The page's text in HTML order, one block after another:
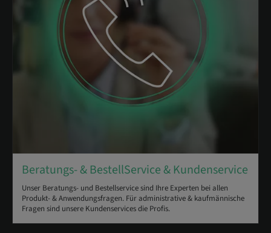
Beratungs- & BestellService & Kundenservice
Unser Beratungs- und Bestellservice sind Ihre Experten bei allen
Produkt- & Anwendungsfragen. Für administrative & kaufmännische
Fragen sind unsere Kundenservices die Profis.